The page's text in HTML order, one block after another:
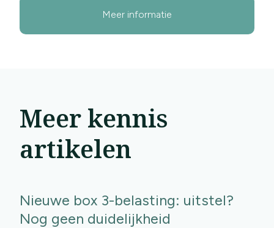
Meer informatie
Meer kennis
artikelen
Nieuwe box 3-belasting: uitstel?
Nog geen duidelijkheid